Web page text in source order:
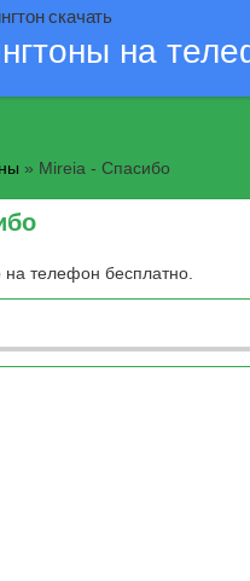
скачать
на
» Mireia - Спасибо
телефон бесплатно.